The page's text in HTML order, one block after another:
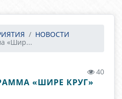
НОВОСТИ
«Шир...
40
«ШИРЕ КРУГ»